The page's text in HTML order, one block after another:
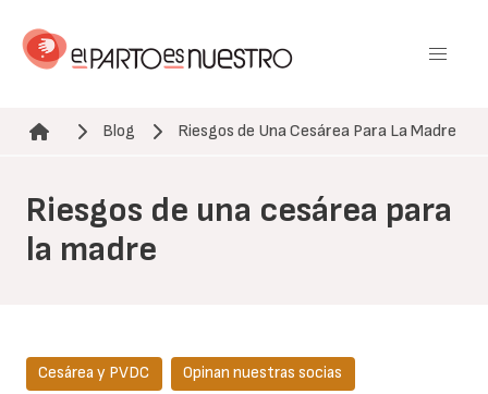
contenido
Ruta de navegación
Blog Riesgos de Una Cesárea Para La Madre
Riesgos de una cesárea para
la madre
Cesárea y PVDC Opinan nuestras socias